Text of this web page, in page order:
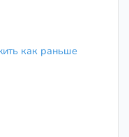
как раньше